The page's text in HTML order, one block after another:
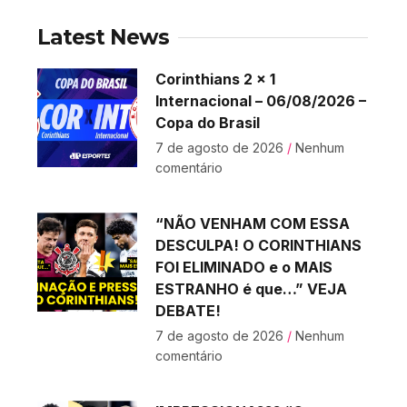
Latest News
Corinthians 2 x 1
Internacional – 06/08/2026 –
Copa do Brasil
7 de agosto de 2026 Nenhum
comentário
“NÃO VENHAM COM ESSA
DESCULPA! O CORINTHIANS
FOI ELIMINADO e o MAIS
ESTRANHO é que…” VEJA
DEBATE!
7 de agosto de 2026 Nenhum
comentário